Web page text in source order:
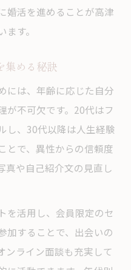
婚活を進めることが高津
す。
集める秘訣
には、年齢に応じた自分
が不可欠です。20代はフ
し、30代以降は人生経験
とで、異性からの信頼度
真や自己紹介文の見直し
を活用し、会員限定のセ
加することで、出会いの
ンライン面談も充実して